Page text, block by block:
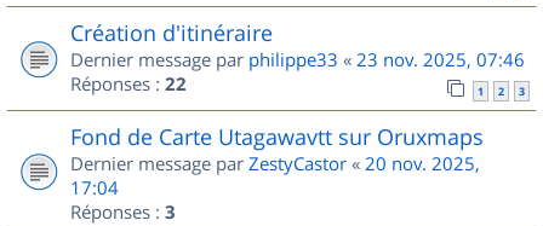
Création d'itinéraire
Dernier message par philippe33 « 23 nov. 2025, 07:46
Réponses : 22 1 2 3
Fond de Carte Utagawavtt sur Oruxmaps
Dernier message par ZestyCastor « 20 nov. 2025,
17:04
Réponses : 3